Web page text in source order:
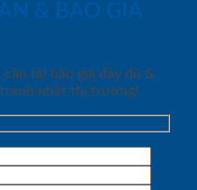
& BÁO GIÁ
tải báo giá đầy đủ &
tranh nhất thị trường!